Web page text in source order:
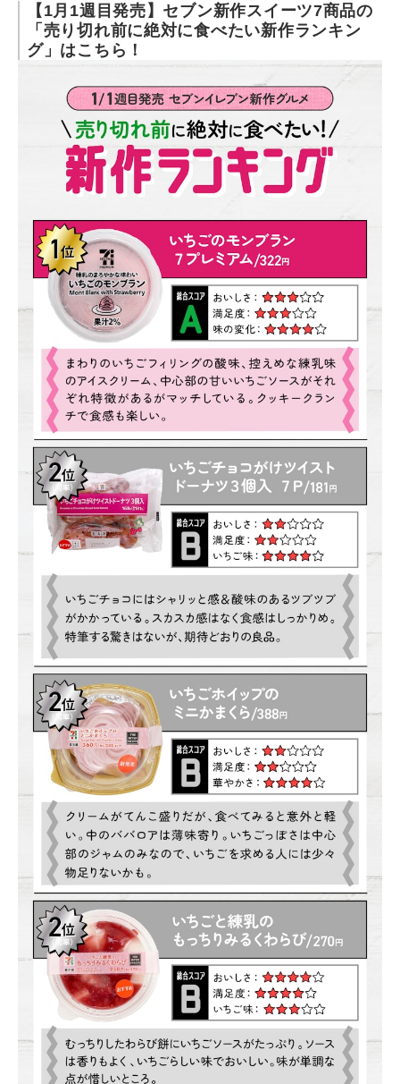
【1月1週目発売】セブン新作スイーツ7商品の
「売り切れ前に絶対に食べたい新作ランキン
グ」はこちら！